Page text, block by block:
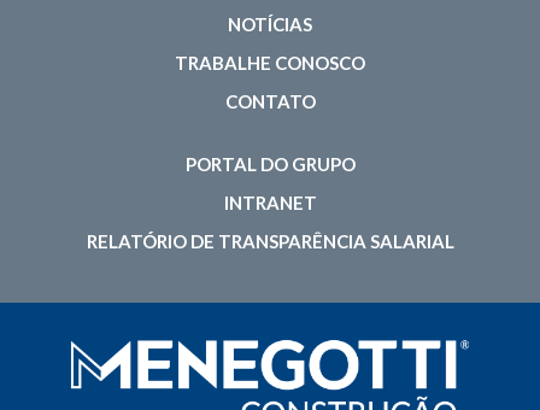
NOTÍCIAS
TRABALHE CONOSCO
CONTATO
PORTAL DO GRUPO
INTRANET
RELATÓRIO DE TRANSPARÊNCIA SALARIAL